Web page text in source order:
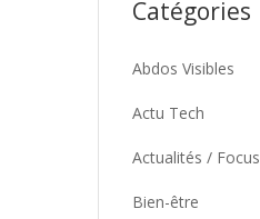
Catégories
Abdos Visibles
Actu Tech
Actualités / Focus
Bien-être